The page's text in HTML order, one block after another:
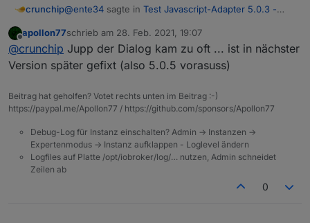
crunchip@ente34 sagte in Test Javascript-Adapter 5.0.3 -
noch ein obj.state.value
was noch aufgefallen ist, kommt wenn man das script
aufruft
apollon77schrieb am 28. Feb. 2021, 19:07
zuletzt editiert von
@crunchip Jupp der Dialog kam zu oft ... ist in nächster
Version später gefixt (also 5.0.5 vorasuss)
Beitrag hat geholfen? Votet rechts unten im Beitrag :-)
https://paypal.me/Apollon77 / https://github.com/sponsors/Apollon77
Debug-Log für Instanz einschalten? Admin -> Instanzen ->
Expertenmodus -> Instanz aufklappen - Loglevel ändern
Logfiles auf Platte /opt/iobroker/log/… nutzen, Admin schneidet
Zeilen ab
0